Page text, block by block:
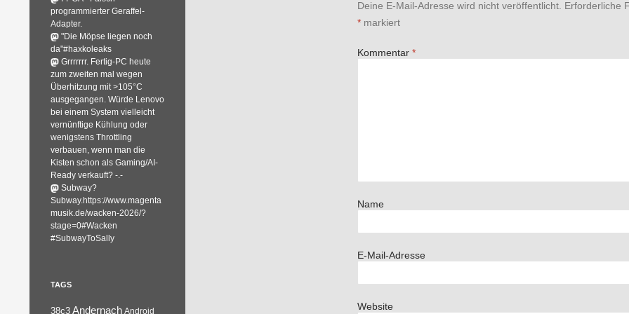
Deine E-Mail-Adresse wird nicht veröffentlicht. Erforderliche
* markiert
Kommentar *
Name
E-Mail-Adresse
Website
programmierter Geraffel-
Adapter.
"Die Möpse liegen noch
da"#haxkoleaks
Grrrrrrr. Fertig-PC heute
zum zweiten mal wegen
Überhitzung mit >105°C
ausgegangen. Würde Lenovo
bei einem System vielleicht
vernünftige Kühlung oder
wenigstens Throttling
verbauen, wenn man die
Kisten schon als Gaming/AI-
Ready verkauft? -.-
Subway?
Subway.https://www.magenta
musik.de/wacken-2026/?
stage=0#Wacken
#SubwayToSally
TAGS
38c3 Andernach Android